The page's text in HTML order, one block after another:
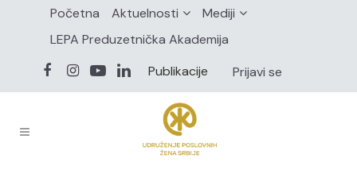
Početna Aktuelnosti
Mediji
LEPA Preduzetnička Akademija
Publikacije
Prijavi se